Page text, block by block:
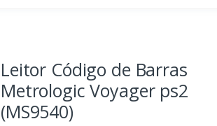
Leitor Código de Barras
Metrologic Voyager ps2
(MS9540)